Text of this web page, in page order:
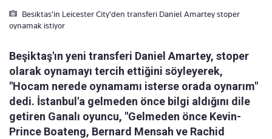
Besiktas'in Leicester City'den transferi Daniel Amartey stoper
oynamak istiyor
Beşiktaş'ın yeni transferi Daniel Amartey, stoper
olarak oynamayı tercih ettiğini söyleyerek,
"Hocam nerede oynamamı isterse orada oynarım"
dedi. İstanbul'a gelmeden önce bilgi aldığını dile
getiren Ganalı oyuncu, "Gelmeden önce Kevin-
Prince Boateng, Bernard Mensah ve Rachid